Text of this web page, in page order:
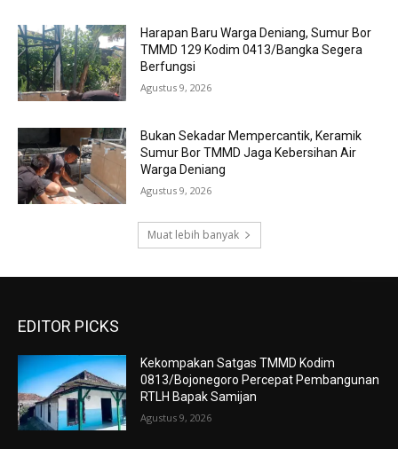
Harapan Baru Warga Deniang, Sumur Bor
TMMD 129 Kodim 0413/Bangka Segera
Berfungsi
Agustus 9, 2026
Bukan Sekadar Mempercantik, Keramik
Sumur Bor TMMD Jaga Kebersihan Air
Warga Deniang
Agustus 9, 2026
Muat lebih banyak
EDITOR PICKS
Kekompakan Satgas TMMD Kodim
0813/Bojonegoro Percepat Pembangunan
RTLH Bapak Samijan
Agustus 9, 2026